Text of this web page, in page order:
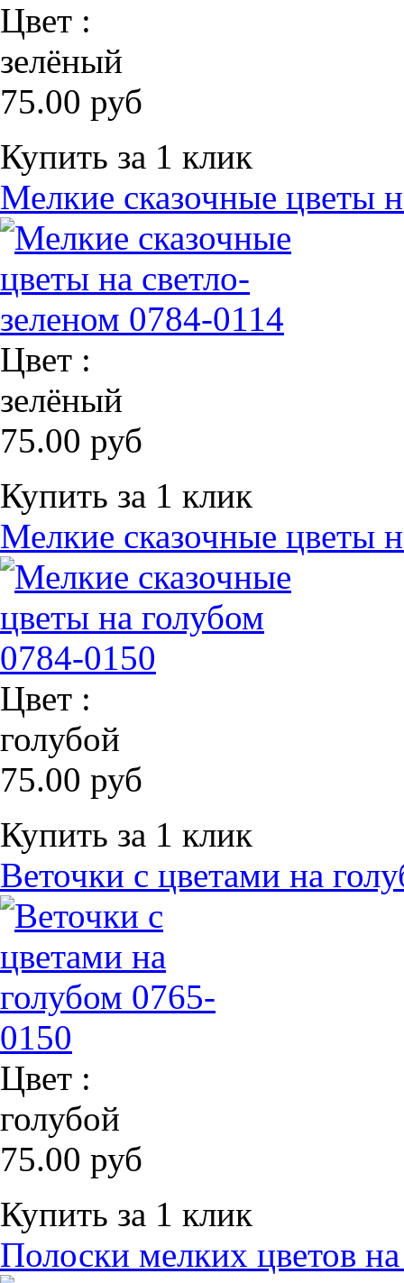
Цвет :
зелёный
75.00 руб
Купить за 1 клик
Мелкие сказочные цветы
Цвет :
зелёный
75.00 руб
Купить за 1 клик
Мелкие сказочные цветы
Цвет :
голубой
75.00 руб
Купить за 1 клик
Веточки с цветами на
Цвет :
голубой
75.00 руб
Купить за 1 клик
Полоски мелких цветов